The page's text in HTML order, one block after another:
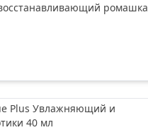
ромашка
Plus Увлажняющий и
40 мл